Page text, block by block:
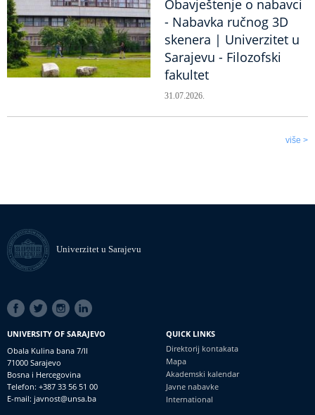
Obavještenje o nabavci
- Nabavka ručnog 3D
skenera | Univerzitet u
Sarajevu - Filozofski
fakultet
31.07.2026.
više >
Univerzitet u Sarajevu
SOCIAL
LINKS
UNIVERSITY OF SARAJEVO
Obala Kulina bana 7/II
71000 Sarajevo
Bosna i Hercegovina
Telefon: +387 33 56 51 00
E-mail: javnost@unsa.ba
QUICK LINKS
Direktorij kontakata
Mapa
Akademski kalendar
Javne nabavke
International